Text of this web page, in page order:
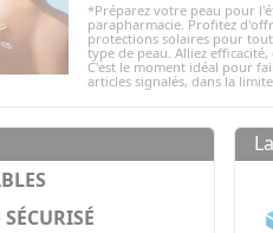
*Préparez votre peau pour
parapharmacie. Profitez
protections solaires pour
type de peau. Alliez
C'est le moment idéal pour
articles signalés, dans la
SÉCURISÉ